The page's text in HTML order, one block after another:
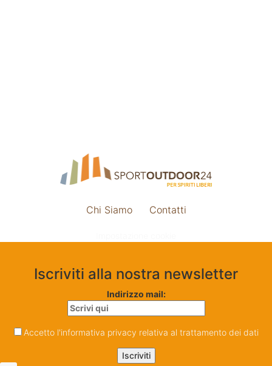
Chi Siamo Contatti
Iscriviti alla nostra newsletter
Indirizzo mail:
Accetto l'informativa privacy relativa al trattamento dei dati